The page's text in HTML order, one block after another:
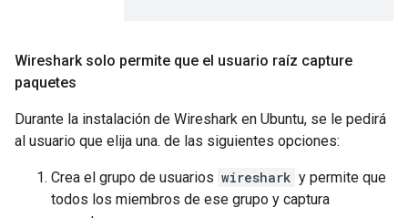
Wireshark solo permite que el usuario raíz capture
paquetes
Durante la instalación de Wireshark en Ubuntu, se le pedirá
al usuario que elija una. de las siguientes opciones:
Crea el grupo de usuarios wireshark y permite que
todos los miembros de ese grupo y captura